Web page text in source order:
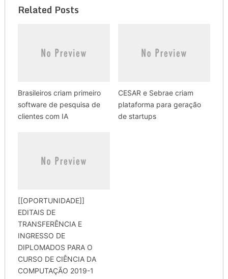
Related Posts
Brasileiros criam primeiro
software de pesquisa de
clientes com IA
CESAR e Sebrae criam
plataforma para geração
de startups
[[OPORTUNIDADE]]
EDITAIS DE
TRANSFERÊNCIA E
INGRESSO DE
DIPLOMADOS PARA O
CURSO DE CIÊNCIA DA
COMPUTAÇÃO 2019-1